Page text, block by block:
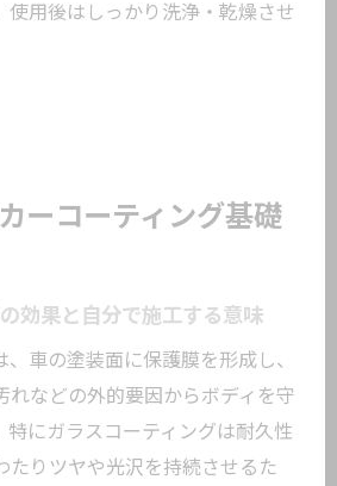
使用後はしっかり洗浄・乾燥させ
ーコーティング基礎
効果と自分で施工する意味
、車の塗装面に保護膜を形成し、
れなどの外的要因からボディを守
特にガラスコーティングは耐久性
たりツヤや光沢を持続させるた